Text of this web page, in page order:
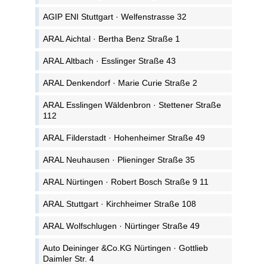
AGIP ENI Stuttgart · Welfenstrasse 32
ARAL Aichtal · Bertha Benz Straße 1
ARAL Altbach · Esslinger Straße 43
ARAL Denkendorf · Marie Curie Straße 2
ARAL Esslingen Wäldenbron · Stettener Straße
112
ARAL Filderstadt · Hohenheimer Straße 49
ARAL Neuhausen · Plieninger Straße 35
ARAL Nürtingen · Robert Bosch Straße 9 11
ARAL Stuttgart · Kirchheimer Straße 108
ARAL Wolfschlugen · Nürtinger Straße 49
Auto Deininger &Co.KG Nürtingen · Gottlieb
Daimler Str. 4